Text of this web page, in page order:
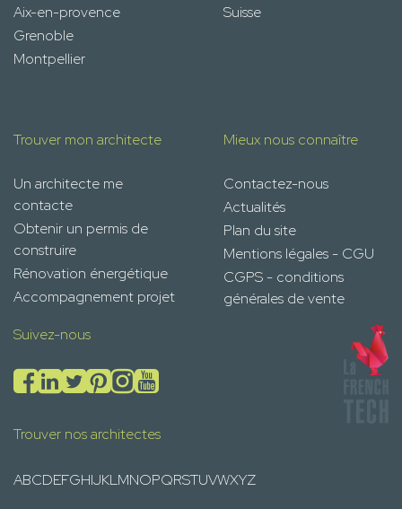
Aix-en-provence
Grenoble
Montpellier
Suisse
Trouver mon architecte
Un architecte me
contacte
Obtenir un permis de
construire
Rénovation énergétique
Accompagnement projet
Mieux nous connaître
Contactez-nous
Actualités
Plan du site
Mentions légales - CGU
CGPS - conditions
générales de vente
Suivez-nous
Trouver nos architectes
ABCDEFGHIJKLMNOPQRSTUVWXYZ